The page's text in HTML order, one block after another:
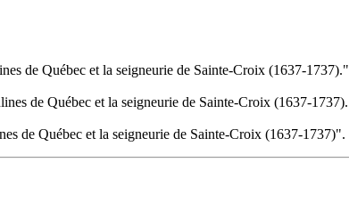
de Québec et la seigneurie de Sainte-Croix (1637-1737)."
de Québec et la seigneurie de Sainte-Croix (1637-1737).
de Québec et la seigneurie de Sainte-Croix (1637-1737)".